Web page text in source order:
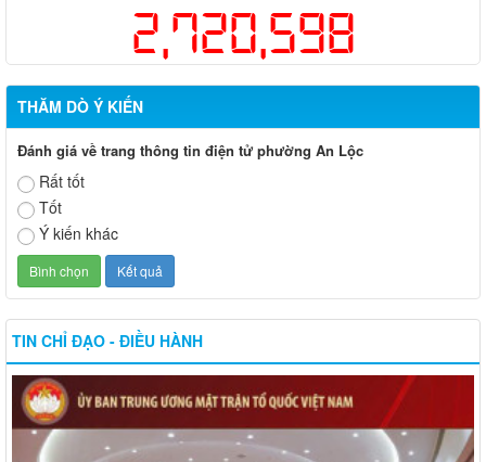
2,720,598
THĂM DÒ Ý KIẾN
Đánh giá về trang thông tin điện tử phường An Lộc
Rất tốt
Tốt
Ý kiến khác
TIN CHỈ ĐẠO - ĐIỀU HÀNH